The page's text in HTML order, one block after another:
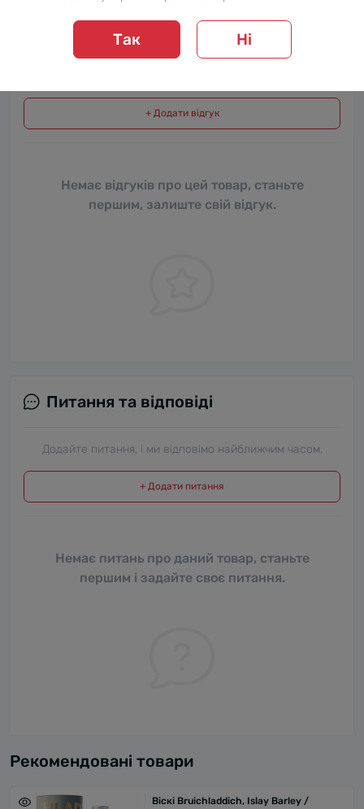
Відгуки
+ Додати відгук
Немає відгуків про цей товар, станьте
першим, залиште свій відгук.
Питання та відповіді
Додайте питання, і ми відповімо найближчим часом.
+ Додати питання
Немає питань про даний товар, станьте
першим і задайте своє питання.
Рекомендовані товари
Віскі Bruichladdich, Islay Barley /
Так Ні